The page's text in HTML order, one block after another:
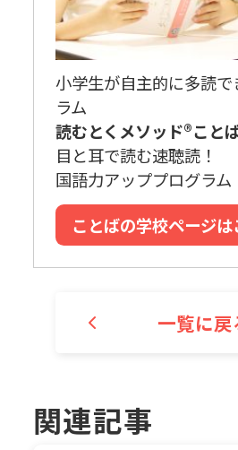
小学生が自主的に多読
ラム
読むとくメソッド®こと
目と耳で読む速聴読！
国語力アッププログラム
ことばの学校ページは
一覧に戻
関連記事